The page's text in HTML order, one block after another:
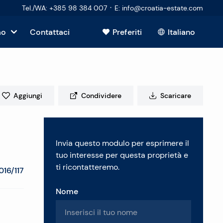
Tel./WA: +385 98 384 007 · E: info@croatia-estate.com
Contattaci Preferiti Italiano
Mostra tutto
117
Aggiungi Condividere Scaricare
Invia questo modulo per esprimere il
tuo interesse per questa proprietà e
ti ricontatteremo.
Nome